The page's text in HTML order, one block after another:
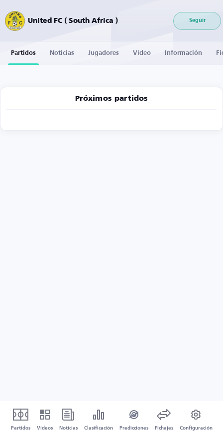
United FC ( South Africa ) Seguir
Partidos Noticias Jugadores Vídeo Información
Próximos partidos
Partidos Vídeos Noticias Clasificación Predicciones Fichajes Configuración